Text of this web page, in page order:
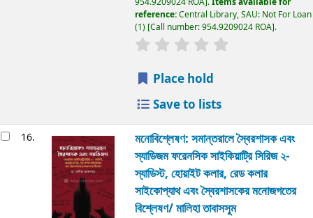
reference:Central Library, SAU: Not For Loan
(1) Call number:954.9209024 ROA .
Place hold
Save to lists
16.
মনোবিশ্লেষণ: সমান্তরালে স্বৈরশাসক এবং
স্যাডিজম ফরেনসিক সাইকিয়াট্রি সিরিজ ২-
স্যাডিস্ট, হোয়াইট কলার, রেড কলার
সাইকোপ্যাথ এবং স্বৈরশাসকের মনোজগতের
বিশ্লেষণ/মালিহা তাবাসসুম